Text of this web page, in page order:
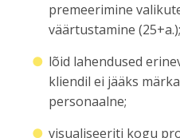
premeerimine
väärtustamine (25+a.);
lõid lahendused
kliendil ei jääks
personaalne;
visualiseeriti kogu